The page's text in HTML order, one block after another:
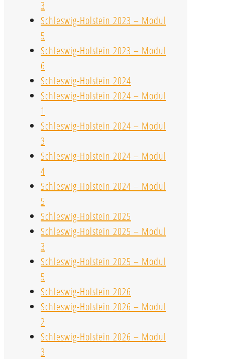
3
Schleswig-Holstein 2023 – Modul
5
Schleswig-Holstein 2023 – Modul
6
Schleswig-Holstein 2024
Schleswig-Holstein 2024 – Modul
1
Schleswig-Holstein 2024 – Modul
3
Schleswig-Holstein 2024 – Modul
4
Schleswig-Holstein 2024 – Modul
5
Schleswig-Holstein 2025
Schleswig-Holstein 2025 – Modul
3
Schleswig-Holstein 2025 – Modul
5
Schleswig-Holstein 2026
Schleswig-Holstein 2026 – Modul
2
Schleswig-Holstein 2026 – Modul
3